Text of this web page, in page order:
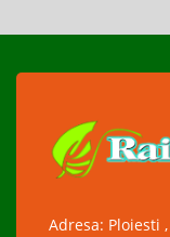
Adresa: Ploiesti